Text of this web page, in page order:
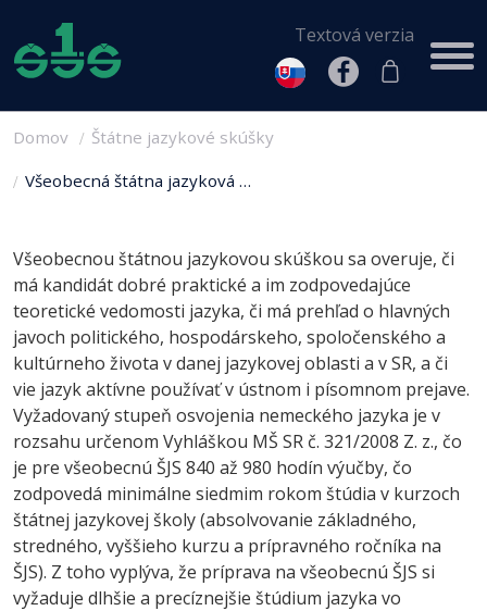
Textová verzia
Domov
Štátne jazykové skúšky
Všeobecná štátna jazyková …
Všeobecnou štátnou jazykovou skúškou sa overuje, či
má kandidát dobré praktické a im zodpovedajúce
teoretické vedomosti jazyka, či má prehľad o hlavných
javoch politického, hospodárskeho, spoločenského a
kultúrneho života v danej jazykovej oblasti a v SR, a či
vie jazyk aktívne používať v ústnom i písomnom prejave.
Vyžadovaný stupeň osvojenia nemeckého jazyka je v
rozsahu určenom Vyhláškou MŠ SR č. 321/2008 Z. z., čo
je pre všeobecnú ŠJS 840 až 980 hodín výučby, čo
zodpovedá minimálne siedmim rokom štúdia v kurzoch
štátnej jazykovej školy (absolvovanie základného,
stredného, vyššieho kurzu a prípravného ročníka na
ŠJS). Z toho vyplýva, že príprava na všeobecnú ŠJS si
vyžaduje dlhšie a precíznejšie štúdium jazyka vo